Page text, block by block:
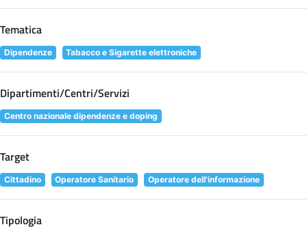
Tematica
Dipendenze Tabacco e Sigarette elettroniche
Dipartimenti/Centri/Servizi
Centro nazionale dipendenze e doping
Target
Cittadino Operatore Sanitario Operatore dell'informazione
Tipologia